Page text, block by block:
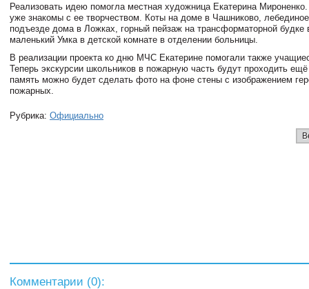
Реализовать идею помогла местная художница Екатерина
уже знакомы с ее творчеством. Коты на доме в Чашниково,
подъезде дома в Ложках, горный пейзаж на трансформаторной будке
маленький Умка в детской комнате в отделении больницы.
В реализации проекта ко дню МЧС Екатерине помогали также
Теперь экскурсии школьников в пожарную часть будут проходить
память можно будет сделать фото на фоне стены с изображением
пожарных.
Рубрика: Официально
Комментарии (0):